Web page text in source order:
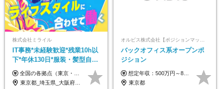
株式会社ミライル
IT事務*未経験歓迎*残業10h以
下*年休130日*服装・髪型自由
*AI研修あり*住宅手当あり*転
勤なし
全国の各拠点（東京・埼玉・新潟・福岡・大阪）で募集中！ 給与は以下の通り、勤務地により異なります。 新潟勤務の場合 201,000円〜201,000円（試用期間変更なし）＋賞与 東京・埼玉勤務の場合 225,000円〜250,000円（試用期間 220,000円）＋賞与 福岡勤務の場合 182,000円〜220,000円（試用期間182,000円）＋賞与 大阪勤務の場合 210,000円〜210,000円（試用期間変更なし）＋賞与 初年度想定年収：280～300万円 ※残業代は全額支給します（1分単位でお支払いします） ※試用期間6ヵ月。試用期間中でも条件変わらず。 ※土日祝含めた勤務可能な方は、土日手当10,000円（毎月）を別途支給。
東京都_埼玉県_大阪府_新潟県_福岡県
オルビス株式会社【ポジションマッチ登録】
バックオフィス系オープンポ
ジション
想定年収：500万円～800万円 ※ご経験やスキルに応じて決定します。 ※上記想定年収はあくまでも目安の金額であり、 選考を通じて上下する可能性があります。
東京都